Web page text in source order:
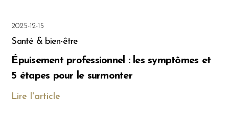
2025-12-15
Santé & bien-être
Épuisement professionnel : les symptômes et
5 étapes pour le surmonter
Lire l'article